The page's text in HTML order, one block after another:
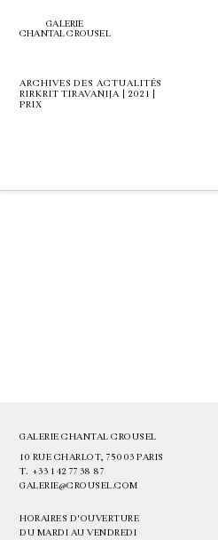
GALERIE
CHANTAL CROUSEL
ARCHIVES DES ACTUALITÉS
RIRKRIT TIRAVANIJA | 2021 |
PRIX
GALERIE CHANTAL CROUSEL
10 RUE CHARLOT, 75003 PARIS
T. +33 1 42 77 38 87
GALERIE@CROUSEL.COM
HORAIRES D'OUVERTURE
DU MARDI AU VENDREDI